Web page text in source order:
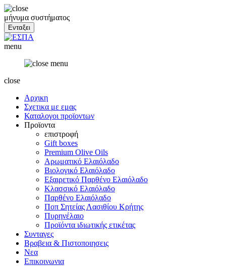
μήνυμα συστήματος
menu
close
Αρχικη
Σχετικα με εμας
Καταλογοι προϊοντων
Προϊοντα
επιστροφή
Gift boxes
Premium Olive Oils
Αρωματικό Ελαιόλαδο
Βιολογικό Ελαιόλαδο
Εξαιρετικό Παρθένο Ελαιόλαδο
Κλασσικό Ελαιόλαδο
Παρθένο Ελαιόλαδο
Ποπ Σητείας Λασιθίου Κρήτης
Πυρηνέλαιο
Προϊόντα ιδιωτικής ετικέτας
Συνταγες
Βραβεια & Πιστοποιησεις
Νεα
Επικοινωνια